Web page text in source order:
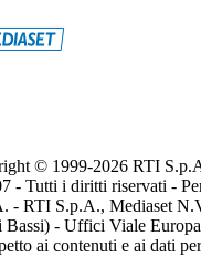
© 1999-2026 RTI
- Tutti i diritti riservati -
- RTI S.p.A., Mediaset
Bassi) - Uffici Viale
ai contenuti e ai dati